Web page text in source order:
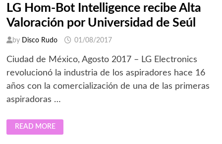
LG Hom-Bot Intelligence recibe Alta
Valoración por Universidad de Seúl
by Disco Rudo 01/08/2017
Ciudad de México, Agosto 2017 – LG Electronics
revolucionó la industria de los aspiradores hace 16
años con la comercialización de una de las primeras
aspiradoras …
LG
HOM-
BOT
READ MORE